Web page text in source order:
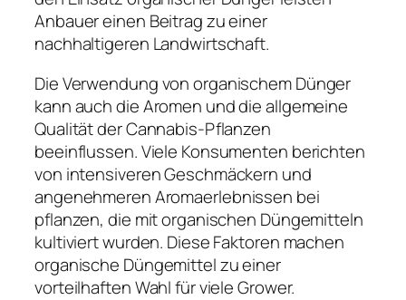
Anbauer einen Beitrag zu einer
nachhaltigeren Landwirtschaft.
Die Verwendung von organischem Dünger
kann auch die Aromen und die allgemeine
Qualität der Cannabis-Pflanzen
beeinflussen. Viele Konsumenten berichten
von intensiveren Geschmäckern und
angenehmeren Aromaerlebnissen bei
pflanzen, die mit organischen Düngemitteln
kultiviert wurden. Diese Faktoren machen
organische Düngemittel zu einer
vorteilhaften Wahl für viele Grower.